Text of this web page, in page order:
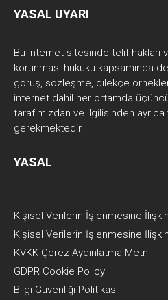
YASAL UYARI
Bu internet sitesinde telif hakları
korunması hukuku kapsamında
görüş, sözleşme, dilekçe
internet dahil her ortamda
tarafımızdan ve ilgilisinden ayrıca
gerekmektedir.
YASAL
Kişisel Verilerin İşlenmesine İlişkin
Kişisel Verilerin İşlenmesine
KVKK Çerez Aydınlatma Metni
GDPR Cookie Policy
Bilgi Güvenliği Politikası